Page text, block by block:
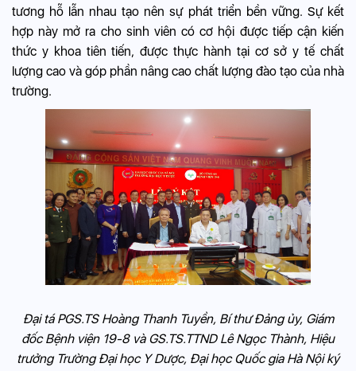
tương hỗ lẫn nhau tạo nên sự phát triển bền vững. Sự kết
hợp này mở ra cho sinh viên có cơ hội được tiếp cận kiến
thức y khoa tiên tiến, được thực hành tại cơ sở y tế chất
lượng cao và góp phần nâng cao chất lượng đào tạo của nhà
trường.
Đại tá PGS.TS Hoàng Thanh Tuyền, Bí thư Đảng ủy, Giám
đốc Bệnh viện 19-8 và GS.TS.TTND Lê Ngọc Thành, Hiệu
trưởng Trường Đại học Y Dược, Đại học Quốc gia Hà Nội ký